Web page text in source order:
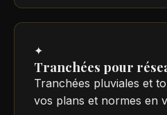
✦
Tranchées pour
Tranchées pluviales et
vos plans et normes en